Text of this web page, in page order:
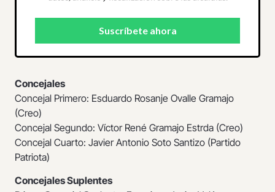
Concejales
Concejal Primero: Esduardo Rosanje Ovalle Gramajo
(Creo)
Concejal Segundo: Víctor René Gramajo Estrda (Creo)
Concejal Cuarto: Javier Antonio Soto Santizo (Partido
Patriota)
Concejales Suplentes